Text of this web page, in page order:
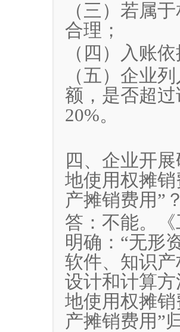
（三）若属
合理；
（四）入账
（五）企业
额，是否超
20%。
四、企业开
地使用权摊
产摊销费用”
答：不能。
明确：“无形
软件、知识
设计和计算
地使用权摊
产摊销费用”